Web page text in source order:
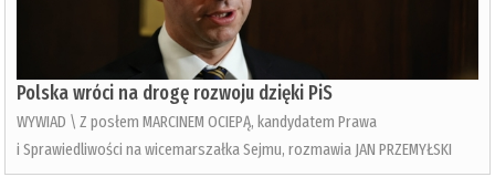
Polska wróci na drogę rozwoju dzięki PiS
WYWIAD \ Z posłem MARCINEM OCIEPĄ, kandydatem Prawa
i Sprawiedliwości na wicemarszałka Sejmu, rozmawia JAN PRZEMYŁSKI